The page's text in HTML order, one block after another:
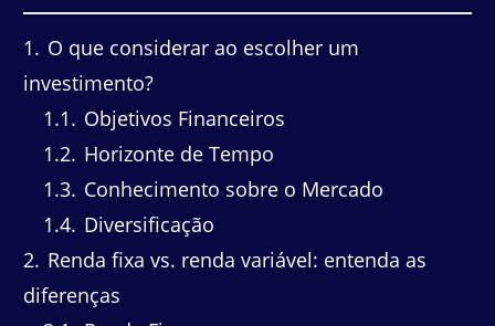
1
O que considerar ao escolher um
investimento?
1.1
Objetivos Financeiros
1.2 Horizonte de Tempo
1.3 Conhecimento sobre o Mercado
1.4 Diversificação
2 Renda fixa vs. renda variável: entenda as
diferenças